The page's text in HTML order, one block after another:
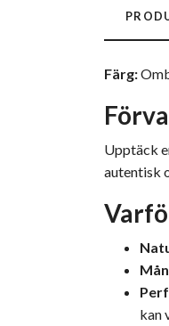
Färg:
Upptäck
autentisk
kan